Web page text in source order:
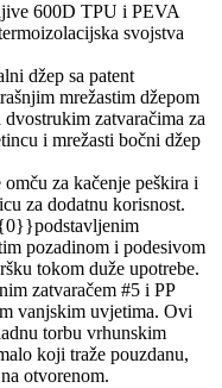
600D TPU i PEVA
svojstva
džep sa patent
mrežastim džepom
zatvaračima za
i mrežasti bočni džep
za kačenje peškira i
za dodatnu korisnost.
pozadinom i podesivom
tokom duže upotrebe.
zatvaračem #5 i PP
vanjskim uvjetima. Ovi
torbu vrhunskim
koji traže pouzdanu,
otvorenom.